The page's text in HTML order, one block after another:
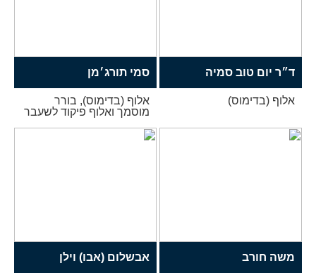
ד״ר יום טוב סמיה
אלוף (בדימוס)
סמי תורג׳מן
אלוף (בדימוס), בורר
מוסמך ואלוף פיקוד לשעבר
משה חורב אבשלום (אבו) וילן